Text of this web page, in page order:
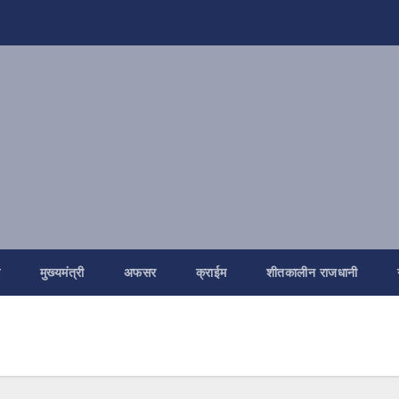
मुख्यमंत्री अफसर क्राईम शीतकालीन राजधानी